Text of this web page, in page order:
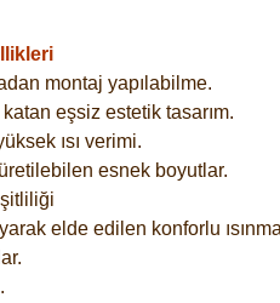
montaj yapılabilme.
eşsiz estetik tasarım.
ısı verimi.
esnek boyutlar.
elde edilen konforlu ısınma